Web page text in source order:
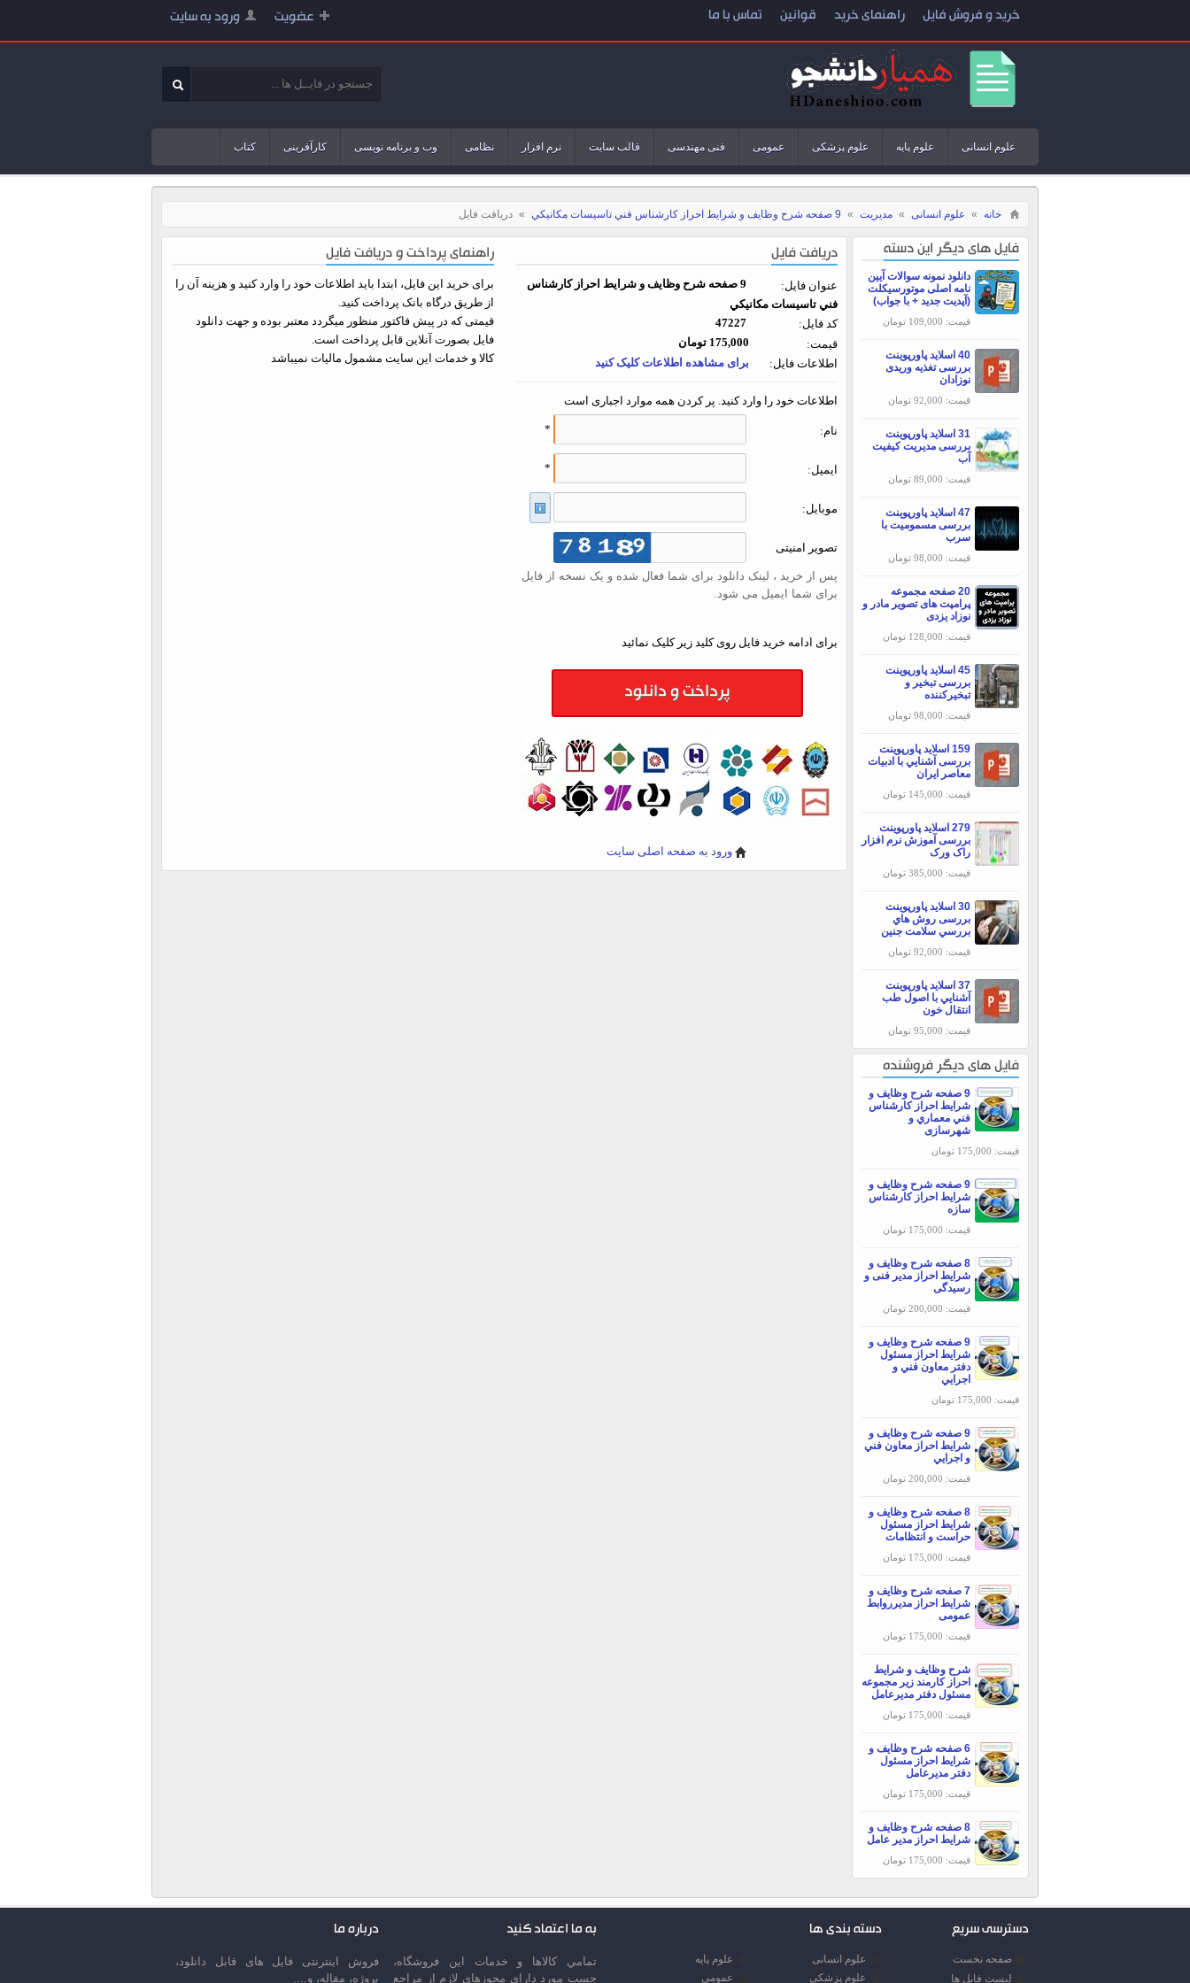
عضویت ورود به سایت خرید و فروش فایل راهنمای خرید قوانین تماس با ما
علوم انسانی علوم پایه علوم پزشکی عمومی فنی مهندسی قالب سایت نرم افزار نظامی وب و برنامه نویسی کارآفرینی کتاب
خانه » علوم انسانی » مدیریت » 9 صفحه شرح وظایف و شرایط احراز کارشناس فني تاسيسات مکانيکي » دریافت فایل
فایل های دیگر این دسته
دانلود نمونه سوالات آیین
نامه اصلی موتورسیکلت
(آپدیت جدید + با جواب)
قیمت: 109,000 تومان
40 اسلاید پاورپوینت
بررسی تغذیه وریدی
نوزادان
قیمت: 92,000 تومان
31 اسلاید پاورپوینت
بررسی مديريت كيفيت
آب
قیمت: 89,000 تومان
47 اسلاید پاورپوینت
بررسی مسمومیت با
سرب
قیمت: 98,000 تومان
20 صفحه مجموعه
پرامپت های تصویر مادر و
نوزاد یزدی
قیمت: 128,000 تومان
45 اسلاید پاورپوینت
بررسی تبخير و
تبخيركننده
قیمت: 98,000 تومان
159 اسلاید پاورپوینت
بررسی آشنايي با ادبيات
معاصر ايران
قیمت: 145,000 تومان
279 اسلاید پاورپوینت
بررسی آموزش نرم افزار
راک ورک
قیمت: 385,000 تومان
30 اسلاید پاورپوینت
بررسی روش هاي
بررسي سلامت جنين
قیمت: 92,000 تومان
37 اسلاید پاورپوینت
آشنايي با اصول طب
انتقال خون
قیمت: 95,000 تومان
فایل های دیگر فروشنده
9 صفحه شرح وظایف و
شرایط احراز کارشناس
فني معماري و
شهرسازی
قیمت: 175,000 تومان
9 صفحه شرح وظایف و
شرایط احراز کارشناس
سازه
قیمت: 175,000 تومان
8 صفحه شرح وظایف و
شرایط احراز مدير فنی و
رسیدگی
قیمت: 200,000 تومان
9 صفحه شرح وظایف و
شرایط احراز مسئول
دفتر معاون فني و
اجرايي
قیمت: 175,000 تومان
9 صفحه شرح وظایف و
شرایط احراز معاون فني
و اجرايي
قیمت: 200,000 تومان
8 صفحه شرح وظایف و
شرایط احراز مسئول
حراست و انتظامات
قیمت: 175,000 تومان
7 صفحه شرح وظایف و
شرایط احراز مدیرروابط
عمومی
قیمت: 175,000 تومان
شرح وظایف و شرایط
احراز کارمند زیر مجموعه
مسئول دفتر مدیرعامل
قیمت: 175,000 تومان
6 صفحه شرح وظایف و
شرایط احراز مسئول
دفتر مدیرعامل
قیمت: 175,000 تومان
8 صفحه شرح وظایف و
شرایط احراز مدیر عامل
قیمت: 175,000 تومان
دریافت فایل
عنوان فایل:
9 صفحه شرح وظایف و شرایط احراز کارشناس
فني تاسيسات مکانيکي
کد فایل:
47227
قیمت:
175,000 تومان
اطلاعات فایل:
برای مشاهده اطلاعات کلیک کنید
اطلاعات خود را وارد کنید. پر کردن همه موارد اجباری است
نام: *
ایمیل: *
موبایل:
تصویر امنیتی
پس از خرید ، لینک دانلود برای شما فعال شده و یک نسخه از فایل
برای شما ایمیل می شود.
برای ادامه خرید فایل روی کلید زیر کلیک نمائید
پرداخت و دانلود
ورود به صفحه اصلی سایت
راهنمای پرداخت و دریافت فایل
برای خرید این فایل، ابتدا باید اطلاعات خود را وارد کنید و هزینه آن را
از طریق درگاه بانک پرداخت کنید.
قیمتی که در پیش فاکتور منظور میگردد معتبر بوده و جهت دانلود
فایل بصورت آنلاین قابل پرداخت است.
کالا و خدمات این سایت مشمول مالیات نمیباشد
دسترسی سریع
صفحه نخست
لیست فایل ها
دسته بندی ها
علوم انسانی
علوم پایه
علوم پزشکی
عمومی
به ما اعتماد کنید
تمامي كالاها و خدمات اين فروشگاه،
حسب مورد داراي مجوزهاي لازم از مراجع
درباره ما
فروش اینترنتی فایل های قابل دانلود،
پروژه، مقاله، و....